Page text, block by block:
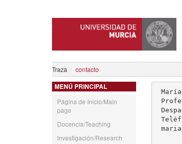
Traza
contacto
MENÚ PRINCIPAL
Página de Inicio/Main
page
Docencia/Teaching
Investigación/Research